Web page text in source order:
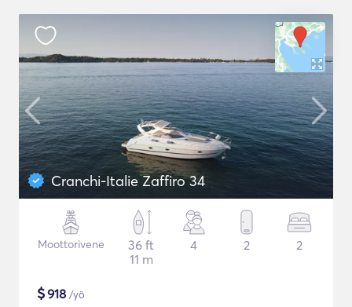
Cranchi-Italie Zaffiro 34
Moottorivene
36 ft
11 m
4 2 2
$918 /yö